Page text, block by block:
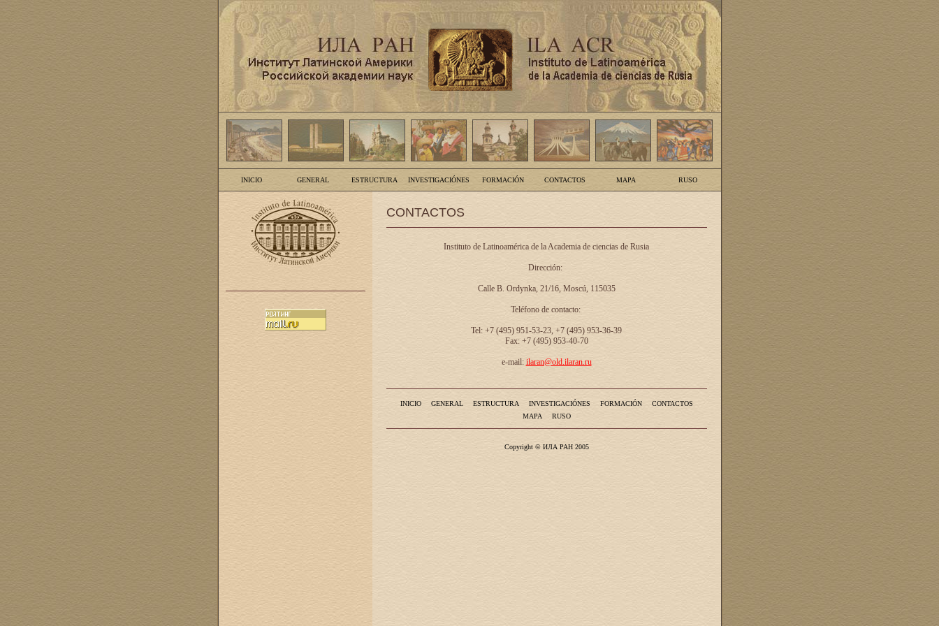
INICIO GENERAL ESTRUCTURA INVESTIGACIÓNES FORMACIÓN CONTACTOS MAPA RUSO
CONTACTOS
Instituto de Latinoamérica de la Academia de ciencias de Rusia
Dirección:
Calle B. Ordynka, 21/16, Moscú, 115035
Teléfono de contacto:
Tel: +7 (495) 951-53-23, +7 (495) 953-36-39
Fax: +7 (495) 953-40-70
e-mail: ilaran@old.ilaran.ru
INICIO GENERAL ESTRUCTURA INVESTIGACIÓNES FORMACIÓN
CONTACTOS
MAPA
RUSO
Copyright © ИЛА РАН 2005